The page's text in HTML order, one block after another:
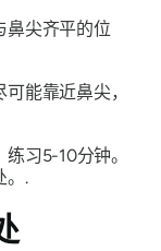
鼻尖齐平的位
能靠近鼻尖，
习5-10分钟。
。.